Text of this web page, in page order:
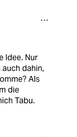
Idee. Nur
dahin,
Als
die
Tabu.